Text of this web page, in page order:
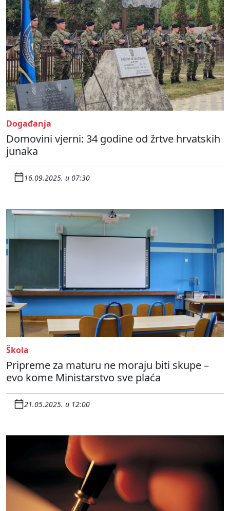
Događanja
Domovini vjerni: 34 godine od žrtve hrvatskih
junaka
16.09.2025. u 07:30
Škola
Pripreme za maturu ne moraju biti skupe –
evo kome Ministarstvo sve plaća
21.05.2025. u 12:00